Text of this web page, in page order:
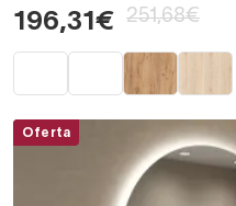
196,31€ 251,68€
Oferta